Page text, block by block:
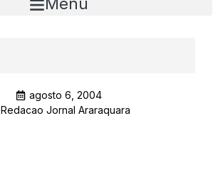
agosto 6, 2004
Redacao Jornal Araraquara